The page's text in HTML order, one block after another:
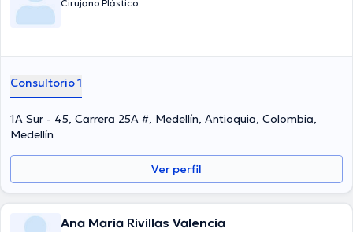
Cirujano Plástico
Consultorio 1
1A Sur - 45, Carrera 25A #, Medellín, Antioquia, Colombia,
Medellín
Ver perfil
Ana Maria Rivillas Valencia